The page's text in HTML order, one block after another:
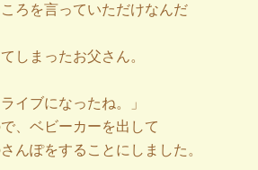
ろを言っていただけなんだ
しまったお父さん。
イブになったね。」
、ベビーカーを出して
んぽをすることにしました。